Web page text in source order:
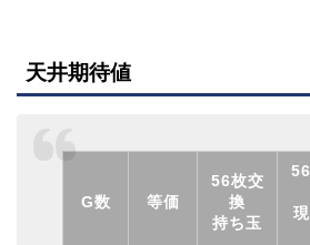
天井期待値
G数 等価
56枚交
換
持ち玉